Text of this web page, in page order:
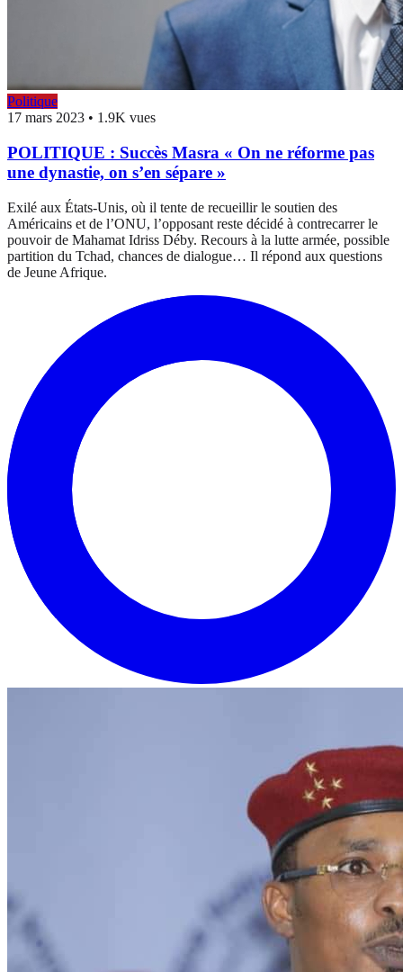
Politique
17 mars 2023 • 1.9K vues
POLITIQUE : Succès Masra « On ne réforme pas
une dynastie, on s’en sépare »
Exilé aux États-Unis, où il tente de recueillir le soutien des
Américains et de l’ONU, l’opposant reste décidé à contrecarrer le
pouvoir de Mahamat Idriss Déby. Recours à la lutte armée, possible
partition du Tchad, chances de dialogue… Il répond aux questions
de Jeune Afrique.